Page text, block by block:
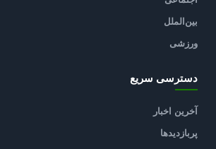
بین‌الملل
ورزشی
دسترسی سریع
آخرین اخبار
پربازدیدها